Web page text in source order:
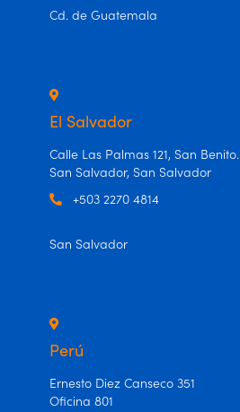
Cd. de Guatemala
El Salvador
Calle Las Palmas 121, San Benito.
San Salvador, San Salvador
+503 2270 4814
San Salvador
Perú
Ernesto Diez Canseco 351
Oficina 801